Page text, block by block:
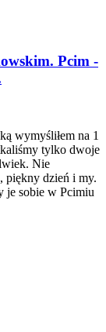
Pcim -
wymyśliłem na 1
tylko dwoje
Nie
piękny dzień i my.
je sobie w Pcimiu